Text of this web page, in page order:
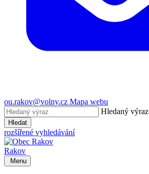
ou.rakov@volny.cz Mapa webu
Hledaný výraz
Hledat
rozšířené vyhledávání
Rakov
Menu